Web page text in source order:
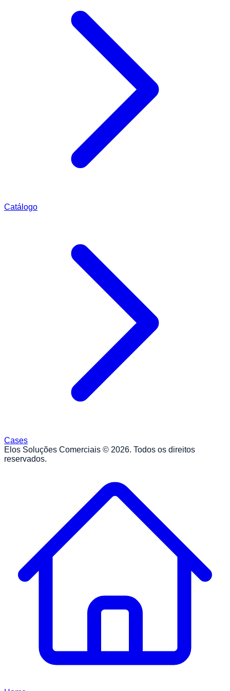
Catálogo
Cases
Elos Soluções Comerciais © 2026. Todos os direitos
reservados.